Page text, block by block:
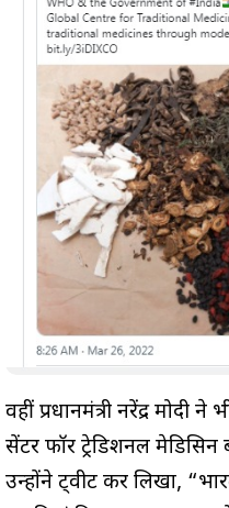
वहीं प्रधानमंत्री नरेंद्र मोदी
सेंटर फॉर ट्रेडिशनल
उन्होंने ट्वीट कर लिखा,